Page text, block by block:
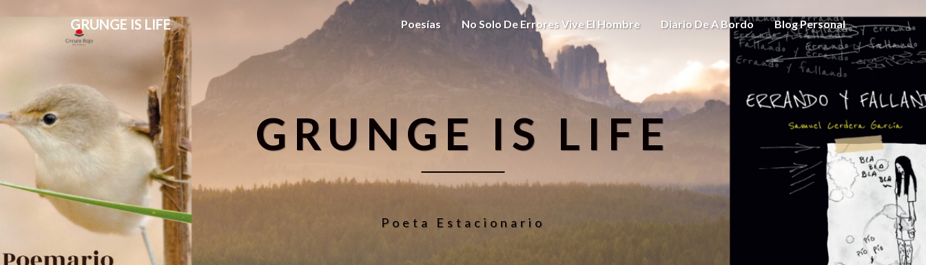
GRUNGE IS LIFE Poesías No Solo De Errores Vive El Hombre Diario De A Bordo Blog Personal
GRUNGE IS LIFE
Poeta Estacionario